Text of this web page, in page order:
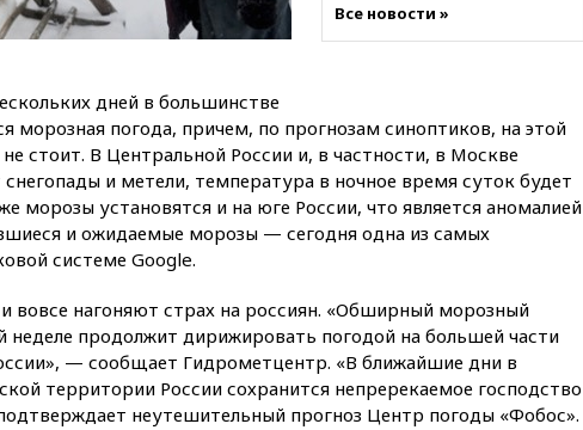
00:01 Трамп заявил о
необходимости пополнения
нежелательной организацией
вчера, 23:15 В Смоленске
ребенок и женщина погибли
при падении деревьев во
время урагана
пятницу ожидаются ливни
вчера, 22:35 Винисиус
продлил контракт с «Реалом»
вчера, 22:28 Отказаться от
Все новости »
дней в большинстве
морозная погода, причем, по прогнозам синоптиков, на этой
стоит. В Центральной России и, в частности, в Москве
и метели, температура в ночное время суток будет
морозы установятся и на юге России, что является аномалией
и ожидаемые морозы — сегодня одна из самых
системе Google.
вовсе нагоняют страх на россиян. «Обширный морозный
неделе продолжит дирижировать погодой на большей части
— сообщает Гидрометцентр. «В ближайшие дни в
территории России сохранится непререкаемое господство
неутешительный прогноз Центр погоды «Фобос».